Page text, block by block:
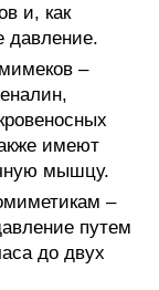
и, как
давление.
–
имеют
мышцу.
–
путем
до двух